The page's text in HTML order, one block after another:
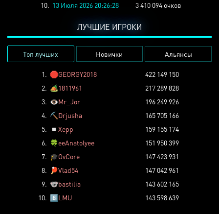
10. 13 Июля 2026 20:26:28 3 410 094 очков
ЛУЧШИЕ ИГРОКИ
Топ лучших Новички Альянсы
1. 🛑GEORGY2018
422 149 150
2. 🏕️1811961
217 289 828
3. 👁️Mr_Jor
196 249 926
4. ⛏️ Drjusha
165 705 166
5.
◽ Xepp
159 155 174
6. 🍀eeAnatolyee
151 950 399
7. 🎓OvCore
147 423 931
8.
🏓Vlad54
147 042 961
9. 🐨bastilia
143 602 165
10. 8️⃣LMU 143 598 639